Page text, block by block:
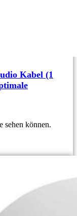
Kabel (1
sehen können.